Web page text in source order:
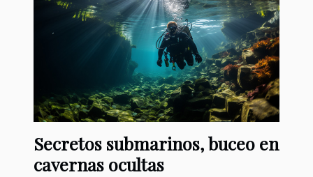
Secretos submarinos, buceo en
cavernas ocultas